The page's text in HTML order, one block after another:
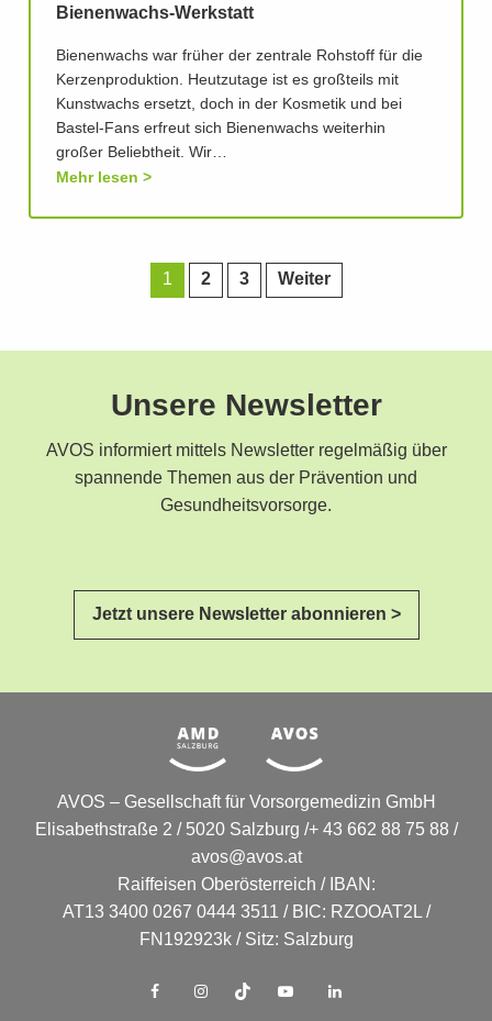
Bienenwachs-Werkstatt
Bienenwachs war früher der zentrale Rohstoff für die
Kerzenproduktion. Heutzutage ist es großteils mit
Kunstwachs ersetzt, doch in der Kosmetik und bei
Bastel-Fans erfreut sich Bienenwachs weiterhin
großer Beliebtheit. Wir…
Mehr lesen
1 2 3 Weiter
Unsere Newsletter
AVOS informiert mittels Newsletter regelmäßig über
spannende Themen aus der Prävention und
Gesundheitsvorsorge.
Jetzt unsere Newsletter abonnieren >
AVOS – Gesellschaft für Vorsorgemedizin GmbH
Elisabethstraße 2 / 5020 Salzburg /+ 43 662 88 75 88 /
avos@avos.at
Raiffeisen Oberösterreich / IBAN:
AT13 3400 0267 0444 3511 / BIC: RZOOAT2L /
FN192923k / Sitz: Salzburg